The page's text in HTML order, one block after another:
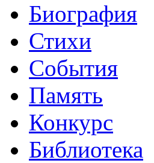
Биография
Стихи
События
Память
Конкурс
Библиотека